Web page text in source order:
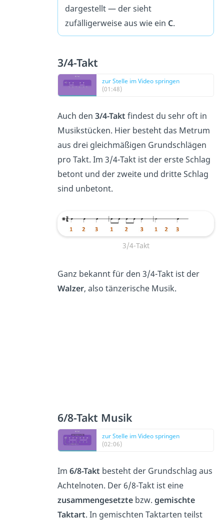
dargestellt — der sieht
zufälligerweise aus wie ein C.
3/4-Takt
zur Stelle im Video springen
(01:48)
Auch den 3/4-Takt findest du sehr oft in
Musikstücken. Hier besteht das Metrum
aus drei gleichmäßigen Grundschlägen
pro Takt. Im 3/4-Takt ist der erste Schlag
betont und der zweite und dritte Schlag
sind unbetont.
3/4-Takt
Ganz bekannt für den 3/4-Takt ist der
Walzer, also tänzerische Musik.
6/8-Takt Musik
zur Stelle im Video springen
(02:06)
Im 6/8-Takt besteht der Grundschlag aus
Achtelnoten. Der 6/8-Takt ist eine
zusammengesetzte bzw. gemischte
Taktart. In gemischten Taktarten teilst